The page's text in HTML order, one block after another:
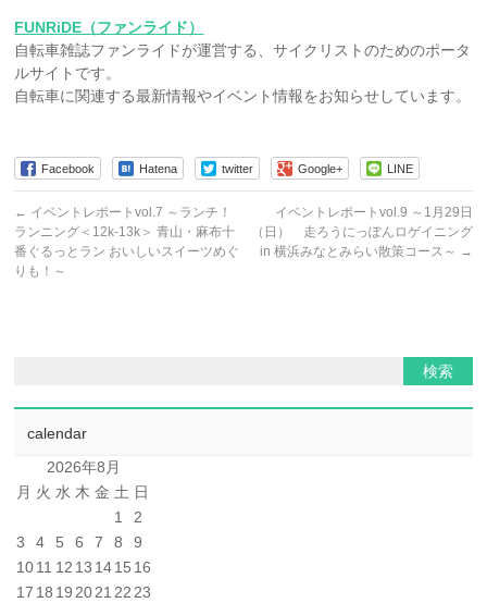
FUNRiDE（ファンライド）
自転車雑誌ファンライドが運営する、サイクリストのためのポータ
ルサイトです。
自転車に関連する最新情報やイベント情報をお知らせしています。
Facebook Hatena twitter Google+ LINE
← イベントレポートvol.7 ～ランチ！
ランニング＜12k-13k＞ 青山・麻布十
番ぐるっとラン おいしいスイーツめぐ
りも！～
イベントレポートvol.9 ～1月29日
（日） 走ろうにっぽんロゲイニング
in 横浜みなとみらい散策コース～ →
calendar
2026年8月
月 火 水 木 金 土 日
1
2
3
4 5 6 7 8
9
1011 12 13 1415 16
17 18 19 2021 22 23